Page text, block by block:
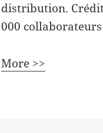
distribution.
000
More >>